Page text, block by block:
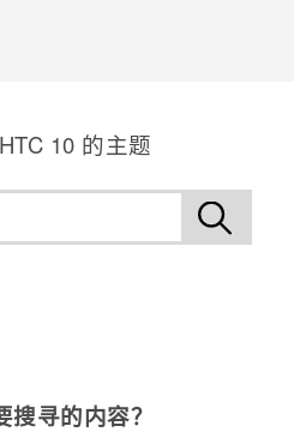
10 的主题
搜寻的内容？